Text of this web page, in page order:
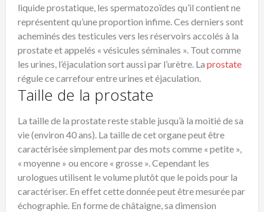
liquide prostatique, les spermatozoïdes qu’il contient ne
représentent qu’une proportion infime. Ces derniers sont
acheminés des testicules vers les réservoirs accolés à la
prostate et appelés « vésicules séminales ». Tout comme
les urines, l’éjaculation sort aussi par l’urètre. La prostate
régule ce carrefour entre urines et éjaculation.
Taille de la prostate
La taille de la prostate reste stable jusqu’à la moitié de sa
vie (environ 40 ans). La taille de cet organe peut être
caractérisée simplement par des mots comme « petite »,
« moyenne » ou encore « grosse ». Cependant les
urologues utilisent le volume plutôt que le poids pour la
caractériser. En effet cette donnée peut être mesurée par
échographie. En forme de châtaigne, sa dimension